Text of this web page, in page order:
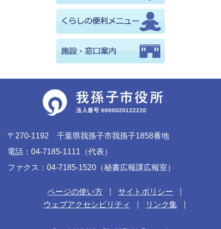
〒270-1192 千葉県我孫子市我孫子1858番地
電話：04-7185-1111（代表）
ファクス：04-7185-1520（秘書広報課広報室）
ページの使い方
サイトポリシー
ウェブアクセシビリティ
リンク集